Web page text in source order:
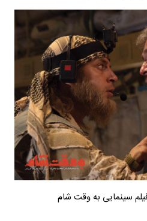
سینمایی به وقت شام